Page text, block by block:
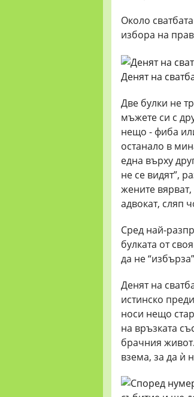
Около
избора на
Денят на
Две булки не
мъжете си с
нещо - фиба
останало в
една върху
не се видят”,
жените
адвокат, сляп
Сред най-
булката от
да не
Денят на
истинско
носи нещо
на връзката
брачния
взема, за да ѝ